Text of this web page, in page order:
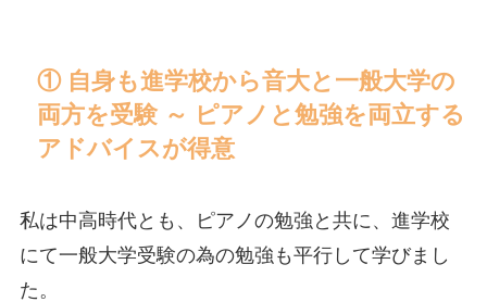
① 自身も進学校から音大と一般大学の
両方を受験 ～ ピアノと勉強を両立する
アドバイスが得意
私は中高時代とも、ピアノの勉強と共に、進学校
にて一般大学受験の為の勉強も平行して学びまし
た。